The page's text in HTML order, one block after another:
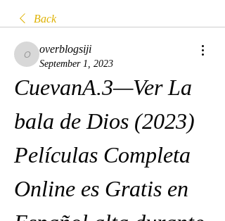
Back
overblogsiji
overblogsiji
September 1, 2023
CuevanA.3—Ver La
bala de Dios (2023)
Películas Completa
Online es Gratis en